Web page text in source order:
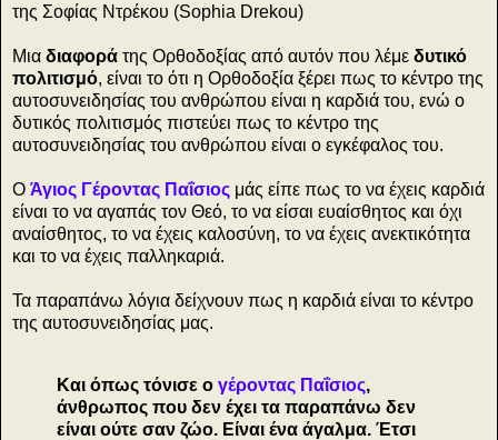
της Σοφίας Ντρέκου (Sophia Drekou)
Μια διαφορά της Ορθοδοξίας από αυτόν που λέμε δυτικό
πολιτισμό, είναι το ότι η Ορθοδοξία ξέρει πως το κέντρο της
αυτοσυνειδησίας του ανθρώπου είναι η καρδιά του, ενώ ο
δυτικός πολιτισμός πιστεύει πως το κέντρο της
αυτοσυνειδησίας του ανθρώπου είναι ο εγκέφαλος του.
Ο Άγιος Γέροντας Παΐσιος μάς είπε πως το να έχεις καρδιά
είναι το να αγαπάς τον Θεό, το να είσαι ευαίσθητος και όχι
αναίσθητος, το να έχεις καλοσύνη, το να έχεις ανεκτικότητα
και το να έχεις παλληκαριά.
Τα παραπάνω λόγια δείχνουν πως η καρδιά είναι το κέντρο
της αυτοσυνειδησίας μας.
Και όπως τόνισε ο γέροντας Παΐσιος,
άνθρωπος που δεν έχει τα παραπάνω δεν
είναι ούτε σαν ζώο. Είναι ένα άγαλμα. Έτσι